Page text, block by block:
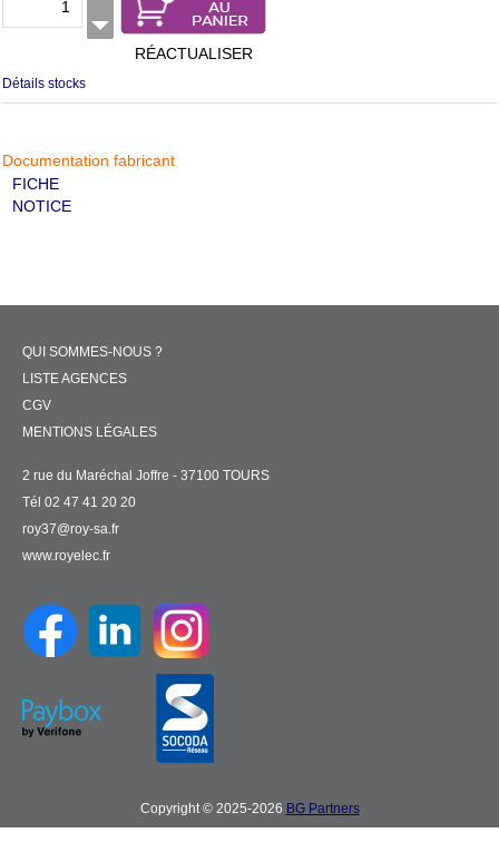
RÉACTUALISER
Détails stocks
Documentation fabricant
FICHE
NOTICE
QUI SOMMES-NOUS ?
LISTE AGENCES
CGV
MENTIONS LÉGALES
2 rue du Maréchal Joffre - 37100 TOURS
Tél 02 47 41 20 20
roy37@roy-sa.fr
www.royelec.fr
Copyright © 2025-2026 BG Partners